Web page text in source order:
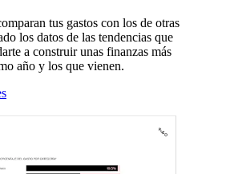
tus gastos con los de otras
los datos de las tendencias que
a construir unas finanzas más
año y los que vienen.